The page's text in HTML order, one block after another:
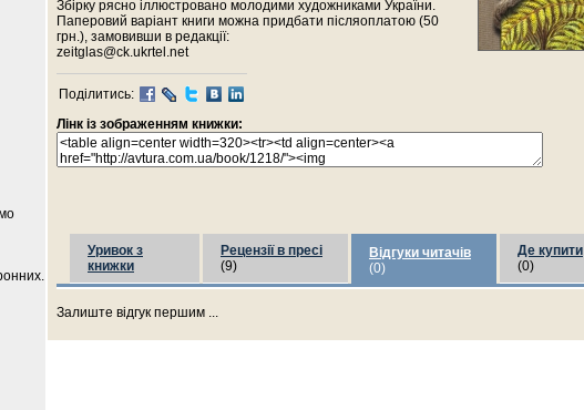
Збірку рясно іллюстровано молодими художниками України.
Паперовий варіант книги можна придбати післяоплатою (50
грн.), замовивши в редакції:
zeitglas@ck.ukrtel.net
Поділитись:
Лінк із зображенням книжки:
Уривок з
книжки
Рецензії в пресі
(9)
Відгуки читачів
(0)
Де купити
(0)
Залиште відгук першим ...